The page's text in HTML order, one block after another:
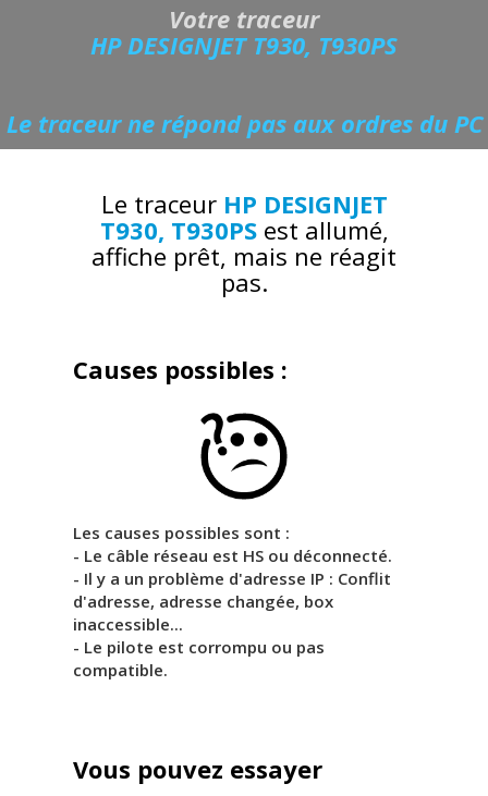
Votre traceur
HP DESIGNJET T930, T930PS
Le traceur ne répond pas aux ordres du PC
Le traceur HP DESIGNJET
T930, T930PSest allumé,
affiche prêt, mais ne réagit
pas.
Causes possibles :
Les causes possibles sont :
- Le câble réseau est HS ou déconnecté.
- Il y a un problème d'adresse IP : Conflit
d'adresse, adresse changée, box
inaccessible...
- Le pilote est corrompu ou pas
compatible.
Vous pouvez essayer